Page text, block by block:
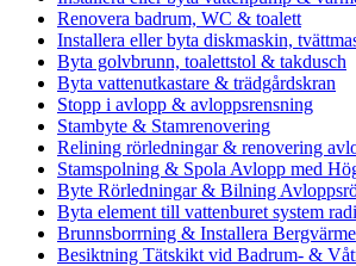
Renovera badrum, WC & toalett
Installera eller byta diskmaskin,
Byta golvbrunn, toalettstol & takdusch
Byta vattenutkastare & trädgårdskran
Stopp i avlopp & avloppsrensning
Stambyte & Stamrenovering
Relining rörledningar & renovering
Stamspolning & Spola Avlopp med
Byte Rörledningar & Bilning
Byta element till vattenburet system
Brunnsborrning & Installera Bergvärme
Besiktning Tätskikt vid Badrum- &